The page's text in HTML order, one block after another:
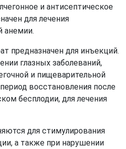
и антисептическое
для лечения
анемии.
предназначен для инъекций.
глазных заболеваний,
и пищеварительной
восстановления после
бесплодии, для лечения
для стимулирования
а также при нарушении